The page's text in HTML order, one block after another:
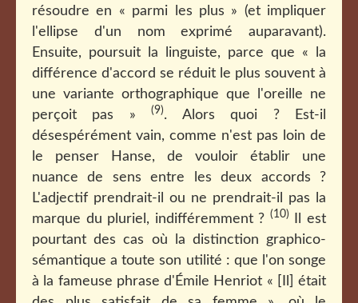
résoudre en « parmi les plus » (et impliquer
l'ellipse d'un nom exprimé auparavant).
Ensuite, poursuit la linguiste, parce que « la
différence d'accord se réduit le plus souvent à
une variante orthographique que l'oreille ne
perçoit pas »(9). Alors quoi ? Est-il
désespérément vain, comme n'est pas loin de
le penser Hanse, de vouloir établir une
nuance de sens entre les deux accords ?
L'adjectif prendrait-il ou ne prendrait-il pas la
marque du pluriel, indifféremment ? (10)
Il est
pourtant des cas où la distinction graphico-
sémantique a toute son utilité : que l'on songe
à la fameuse phrase d'Émile Henriot « [Il] était